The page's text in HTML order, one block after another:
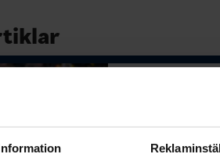
Värmland Måndag